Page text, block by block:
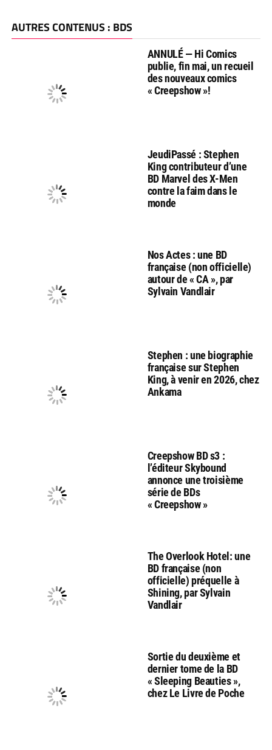
AUTRES CONTENUS : BDS
ANNULÉ — Hi Comics
publie, fin mai, un recueil
des nouveaux comics
« Creepshow »!
JeudiPassé : Stephen
King contributeur d’une
BD Marvel des X-Men
contre la faim dans le
monde
Nos Actes : une BD
française (non officielle)
autour de « CA », par
Sylvain Vandlair
Stephen : une biographie
française sur Stephen
King, à venir en 2026, chez
Ankama
Creepshow BD s3 :
l’éditeur Skybound
annonce une troisième
série de BDs
« Creepshow »
The Overlook Hotel: une
BD française (non
officielle) préquelle à
Shining, par Sylvain
Vandlair
Sortie du deuxième et
dernier tome de la BD
« Sleeping Beauties »,
chez Le Livre de Poche